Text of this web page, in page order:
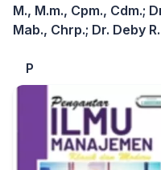
M., M.m., Cpm., Cdm.;
Mab., Chrp.; Dr. Deby
P